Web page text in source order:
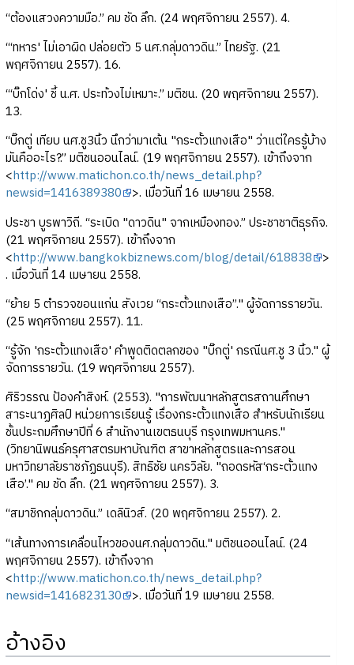
“ต้องแสวงความมือ.” คม ชัด ลึก. (24 พฤศจิกายน 2557). 4.
“‘ทหาร' ไม่เอาผิด ปล่อยตัว 5 นศ.กลุ่มดาวดิน.” ไทยรัฐ. (21
พฤศจิกายน 2557). 16.
“‘บิ๊กโด่ง' ชี้ น.ศ. ประท้วงไม่เหมาะ.” มติชน. (20 พฤศจิกายน 2557).
13.
“บิ๊กตู่ เทียบ นศ.ชู3นิ้ว นึกว่ามาเต้น "กระตั้วแทงเสือ" ว่าแต่ใครรู้บ้าง
มันคืออะไร?.” มติชนออนไลน์. (19 พฤศจิกายน 2557). เข้าถึงจาก
<http://www.matichon.co.th/news_detail.php?
newsid=1416389380 >. เมื่อวันที่ 16 เมษายน 2558.
ประชา บูรพาวิถี. “ระเบิด "ดาวดิน" จากเหมืองทอง.” ประชาชาติธุรกิจ.
(21 พฤศจิกายน 2557). เข้าถึงจาก
<http://www.bangkokbiznews.com/blog/detail/618838 >
. เมื่อวันที่ 14 เมษายน 2558.
“ย้าย 5 ตำรวจขอนแก่น สังเวย “กระตั้วแทงเสือ”." ผู้จัดการรายวัน.
(25 พฤศจิกายน 2557). 11.
“รู้จัก 'กระตั้วแทงเสือ' คำพูดติดตลกของ "บิ๊กตู่' กรณีนศ.ชู 3 นิ้ว." ผู้
จัดการรายวัน. (19 พฤศจิกายน 2557).
ศิริวรรณ ป้องคำสิงห์. (2553). "การพัฒนาหลักสูตรสถานศึกษา
สาระนาฏศิลป์ หน่วยการเรียนรู้ เรื่องกระตั้วแทงเสือ สำหรับนักเรียน
ชั้นประถมศึกษาปีที่ 6 สำนักงานเขตธนบุรี กรุงเทพมหานคร."
(วิทยานิพนธ์ครุศาสตรมหาบัณฑิต สาขาหลักสูตรและการสอน
มหาวิทยาลัยราชภัฏธนบุรี). สิทธิชัย นครวิลัย. "ถอดรหัส‘กระตั้วแทง
เสือ’." คม ชัด ลึก. (21 พฤศจิกายน 2557). 3.
“สมาชิกกลุ่มดาวดิน.” เดลินิวส์. (20 พฤศจิกายน 2557). 2.
“เส้นทางการเคลื่อนไหวของนศ.กลุ่มดาวดิน." มติชนออนไลน์. (24
พฤศจิกายน 2557). เข้าถึงจาก
<http://www.matichon.co.th/news_detail.php?
newsid=1416823130 >. เมื่อวันที่ 19 เมษายน 2558.
อ้างอิง